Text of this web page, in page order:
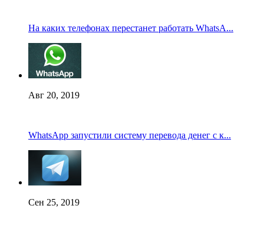
На каких телефонах перестанет работать WhatsA...
Авг 20, 2019
WhatsApp запустили систему перевода денег с к...
Сен 25, 2019